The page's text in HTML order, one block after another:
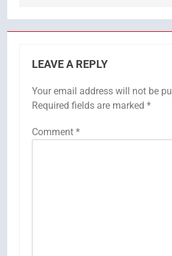
LEAVE A REPLY
Your email address will not be
Required fields are marked *
Comment *